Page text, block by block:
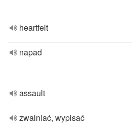
heartfelt
napad
assault
zwalniać, wypisać